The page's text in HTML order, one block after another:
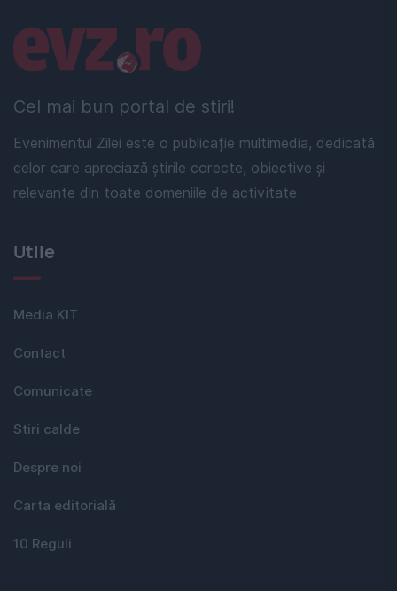
Cel mai bun portal de stiri!
Evenimentul Zilei este o publicație multimedia, dedicată
celor care apreciază știrile corecte, obiective și
relevante din toate domeniile de activitate
Linkuri utile
Utile
Media KIT
Contact
Comunicate
Stiri calde
Despre noi
Carta editorială
10 Reguli